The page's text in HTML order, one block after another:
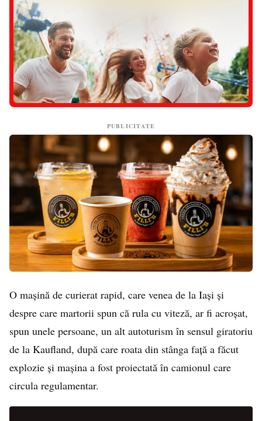
PUBLICITATE
O mașină de curierat rapid, care venea de la Iași și
despre care martorii spun că rula cu viteză, ar fi acroșat,
spun unele persoane, un alt autoturism în sensul giratoriu
de la Kaufland, după care roata din stânga față a făcut
explozie și mașina a fost proiectată în camionul care
circula regulamentar.